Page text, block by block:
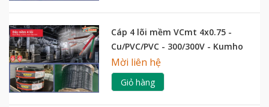
Cáp 4 lõi mềm VCmt 4x0.75 -
Cu/PVC/PVC - 300/300V - Kumho
Mời liên hệ
Giỏ hàng